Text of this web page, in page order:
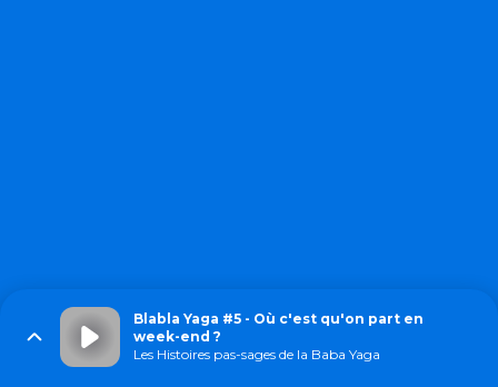
Blabla Yaga #5 - Où c'est qu'on part en
week-end ?
Les Histoires pas-sages de la Baba Yaga